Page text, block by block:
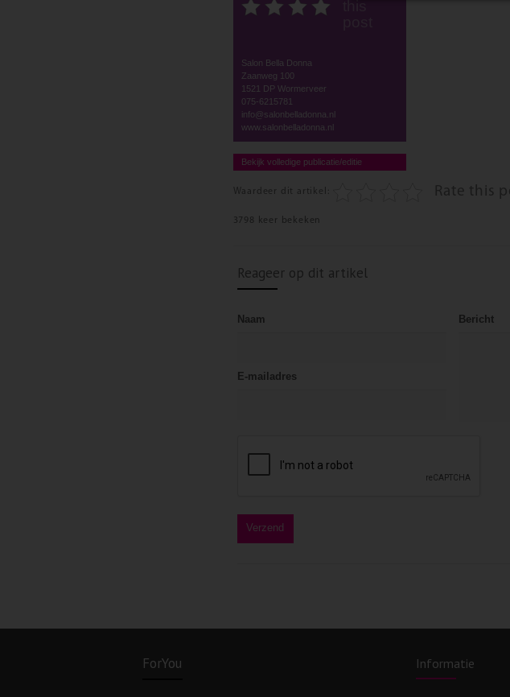
Salon Bella Donna
Zaanweg 100
1521 DP Wormerveer
075-6215781
info@salonbelladonna.nl
www.salonbelladonna.nl
Bekijk volledige publicatie/editie
Waardeer dit artikel: Rate this
3798 keer bekeken
Reageer op dit artikel
Naam
E-mailadres
Bericht
ForYou Informatie